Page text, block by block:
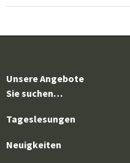
Unsere Angebote
Sie suchen…
Tageslesungen
Neuigkeiten